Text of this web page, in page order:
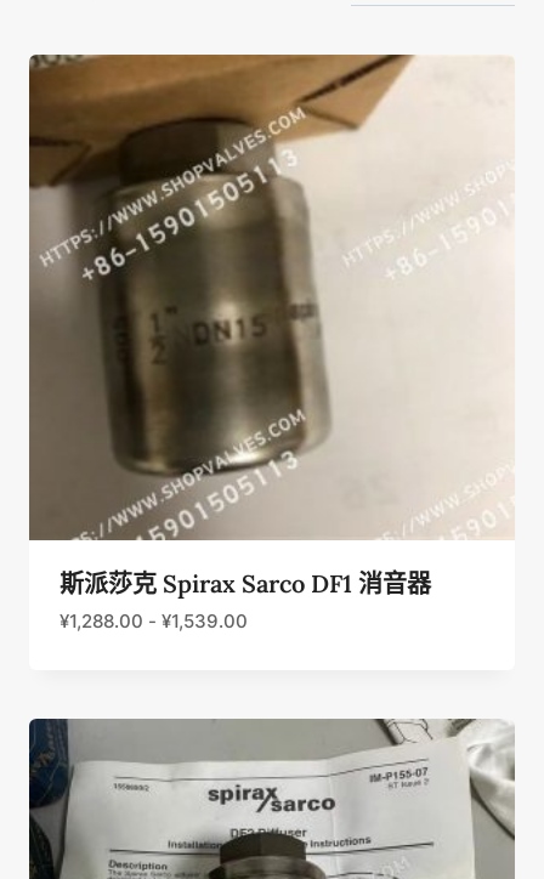
斯派莎克 Spirax Sarco DF1 消音器
¥1,288.00 - ¥1,539.00